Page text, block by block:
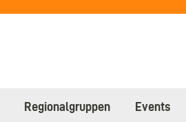
Regionalgruppen Events